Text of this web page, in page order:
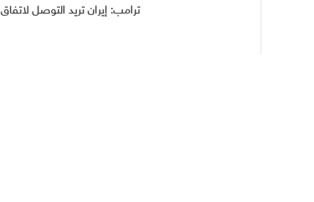
ترامب: إيران تريد التوصل لاتفاق